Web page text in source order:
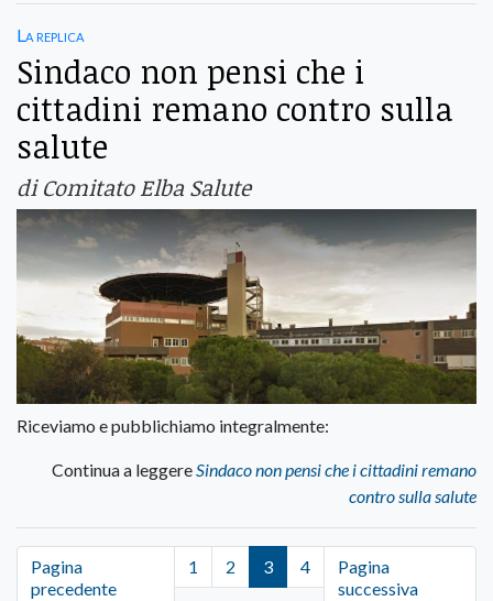
La replica
Sindaco non pensi che i
cittadini remano contro sulla
salute
di Comitato Elba Salute
Riceviamo e pubblichiamo integralmente:
Continua a leggereSindaco non pensi che i cittadini remano
contro sulla salute
Pagina
precedente
1 2 3 4
Pagina
successiva